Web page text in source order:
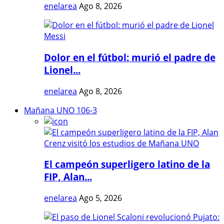
enelarea Ago 8, 2026
Dolor en el fútbol: murió el padre de
Lionel...
enelarea Ago 8, 2026
Mañana UNO 106-3
El campeón superligero latino de la
FIP, Alan...
enelarea Ago 5, 2026